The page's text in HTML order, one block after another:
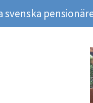
svenska